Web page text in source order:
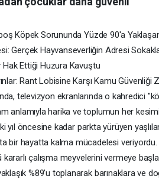
Köpek Sorununda Yüzde 90'a
Gerçek Hayvanseverliğin Adresi
Hak Ettiği Huzura Kavuştu
Rant Lobisine Karşı Kamu Güvenliği
televizyon ekranlarında o kahredici
anlamıyla harika ve toplumun her
yıl öncesine kadar parkta yürüyen
bir hayatta kalma mücadelesi veriyordu.
kararlı çalışma meyvelerini vermeye
%89’u toplanarak barınaklara ve